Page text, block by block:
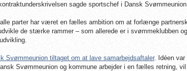
sagde sportschef i Dansk
parter har været en fælles ambition om at forlænge
de stærke rammer – som allerede er i svømmeklubben
Svømmeunion tiltaget om at lave samarbejdsaftaler. Idéen var
Svømmeunion og kommune arbejder i en fælles retning,